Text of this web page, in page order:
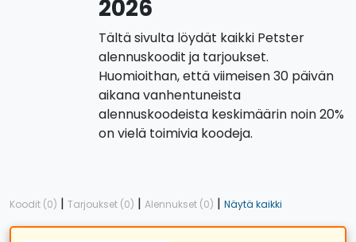
2026
Tältä sivulta löydät kaikki Petster
alennuskoodit ja tarjoukset.
Huomioithan, että viimeisen 30 päivän
aikana vanhentuneista
alennuskoodeista keskimäärin noin 20%
on vielä toimivia koodeja.
Koodit (0) | Tarjoukset (0) | Alennukset (0) | Näytä kaikki